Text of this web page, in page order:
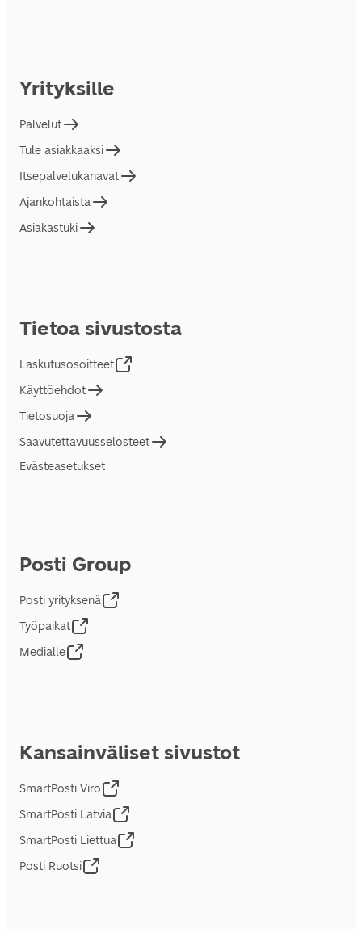
Yrityksille
Palvelut
Tule asiakkaaksi
Itsepalvelukanavat
Ajankohtaista
Asiakastuki
Tietoa sivustosta
Laskutusosoitteet
Käyttöehdot
Tietosuoja
Saavutettavuusselosteet
Evästeasetukset
Posti Group
Posti yrityksenä
Työpaikat
Medialle
Kansainväliset sivustot
SmartPosti Viro
SmartPosti Latvia
SmartPosti Liettua
Posti Ruotsi